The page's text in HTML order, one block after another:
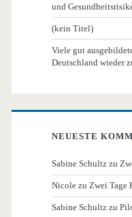
und
(kein Titel)
Viele gut
Deutschland wieder
NEUESTE
Sabine Schultz zu
Nicole zuZwei
Sabine Schultz zu